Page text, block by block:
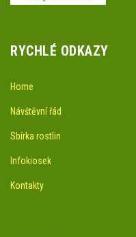
RYCHLÉ ODKAZY
Home
Návštěvní řád
Sbírka rostlin
Infokiosek
Kontakty